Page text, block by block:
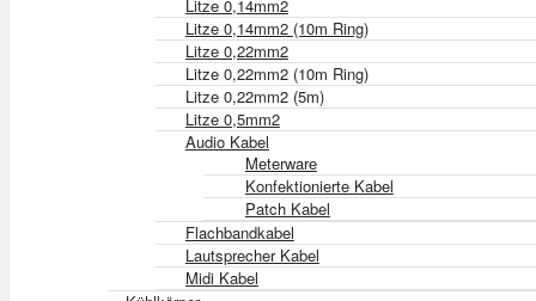
Litze 0,14mm2
Litze 0,14mm2 (10m Ring)
Litze 0,22mm2
Litze 0,22mm2 (10m Ring)
Litze 0,22mm2 (5m)
Litze 0,5mm2
Audio Kabel
Meterware
Konfektionierte Kabel
Patch Kabel
Flachbandkabel
Lautsprecher Kabel
Midi Kabel